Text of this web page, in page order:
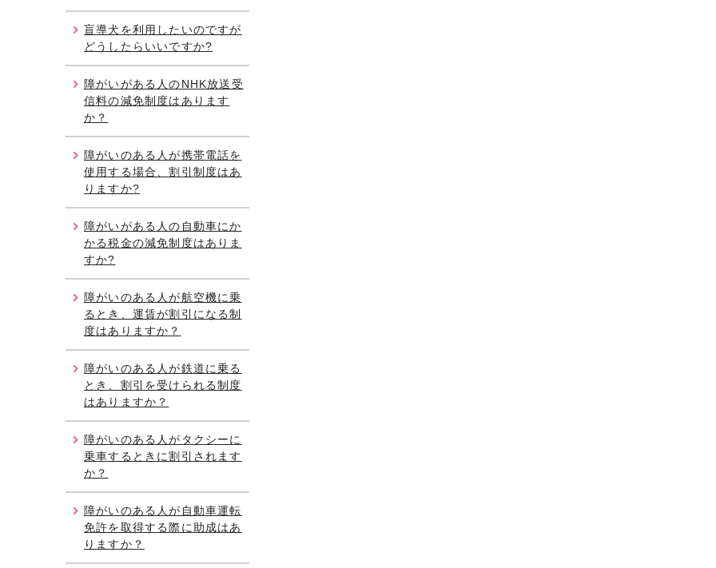
盲導犬を利用したいのですが
どうしたらいいですか?
障がいがある人のNHK放送受
信料の減免制度はあります
か？
障がいのある人が携帯電話を
使用する場合、割引制度はあ
りますか?
障がいがある人の自動車にか
かる税金の減免制度はありま
すか?
障がいのある人が航空機に乗
るとき、運賃が割引になる制
度はありますか？
障がいのある人が鉄道に乗る
とき、割引を受けられる制度
はありますか？
障がいのある人がタクシーに
乗車するときに割引されます
か？
障がいのある人が自動車運転
免許を取得する際に助成はあ
りますか？